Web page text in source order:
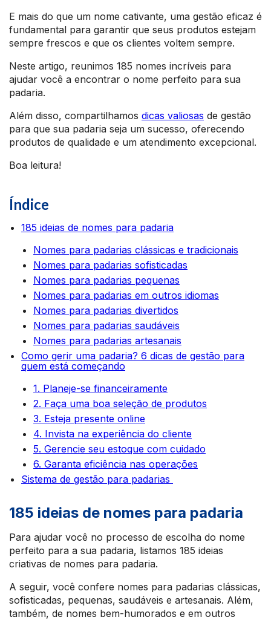
E mais do que um nome cativante, uma gestão eficaz é
fundamental para garantir que seus produtos estejam
sempre frescos e que os clientes voltem sempre.
Neste artigo, reunimos 185 nomes incríveis para
ajudar você a encontrar o nome perfeito para sua
padaria.
Além disso, compartilhamos dicas valiosas de gestão
para que sua padaria seja um sucesso, oferecendo
produtos de qualidade e um atendimento excepcional.
Boa leitura!
Índice
185 ideias de nomes para padaria
Nomes para padarias clássicas e tradicionais
Nomes para padarias sofisticadas
Nomes para padarias pequenas
Nomes para padarias em outros idiomas
Nomes para padarias divertidos
Nomes para padarias saudáveis
Nomes para padarias artesanais
Como gerir uma padaria? 6 dicas de gestão para
quem está começando
1. Planeje-se financeiramente
2. Faça uma boa seleção de produtos
3. Esteja presente online
4. Invista na experiência do cliente
5. Gerencie seu estoque com cuidado
6. Garanta eficiência nas operações
Sistema de gestão para padarias
185 ideias de nomes para padaria
Para ajudar você no processo de escolha do nome
perfeito para a sua padaria, listamos 185 ideias
criativas de nomes para padaria.
A seguir, você confere nomes para padarias clássicas,
sofisticadas, pequenas, saudáveis e artesanais. Além,
também, de nomes bem-humorados e em outros